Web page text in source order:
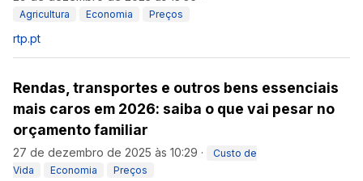
Agricultura Economia Preços
rtp.pt
Rendas, transportes e outros bens essenciais
mais caros em 2026: saiba o que vai pesar no
orçamento familiar
27 de dezembro de 2025 às 10:29 ·
Custo de
Vida
Economia Preços